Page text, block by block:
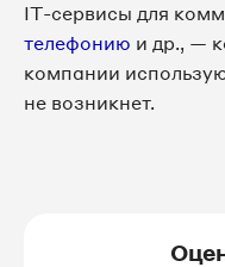
IT-сервисы для
телефонию и др., —
компании
не возникнет.